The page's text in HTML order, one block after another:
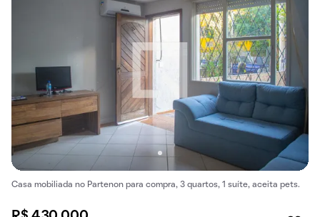
Casa mobiliada no Partenon para compra, 3 quartos, 1 suíte, aceita pets.